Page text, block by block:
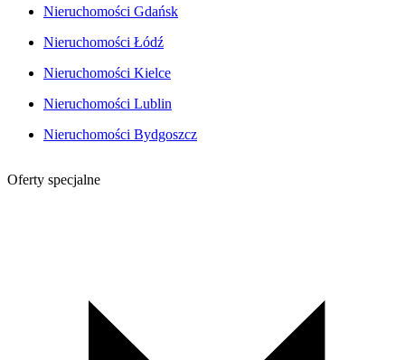
Nieruchomości Gdańsk
Nieruchomości Łódź
Nieruchomości Kielce
Nieruchomości Lublin
Nieruchomości Bydgoszcz
Oferty specjalne